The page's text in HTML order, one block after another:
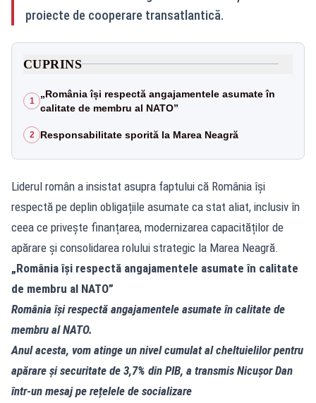
proiecte de cooperare transatlantică.
CUPRINS
1
„România își respectă angajamentele asumate în
calitate de membru al NATO”
2 Responsabilitate sporită la Marea Neagră
Liderul român a insistat asupra faptului că România își
respectă pe deplin obligațiile asumate ca stat aliat, inclusiv în
ceea ce privește finanțarea, modernizarea capacităților de
apărare și consolidarea rolului strategic la Marea Neagră.
„România își respectă angajamentele asumate în calitate
de membru al NATO”
România își respectă angajamentele asumate în calitate de
membru al NATO.
Anul acesta, vom atinge un nivel cumulat al cheltuielilor pentru
apărare și securitate de 3,7% din PIB, a transmis Nicușor Dan
într-un mesaj pe rețelele de socializare